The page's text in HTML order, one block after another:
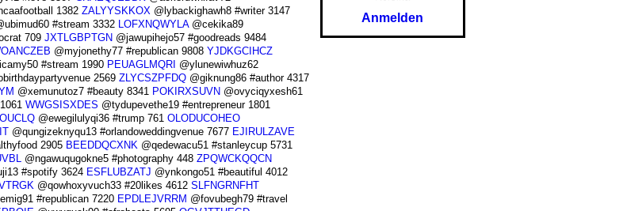
1382 ZALYYSKKOX@lybackighawh8 #writer 3147
#stream 3332 LOFXNQWYLA@cekika89
709 JXTLGBPTGN @jawupihejo57 #goodreads 9484
@myjonethy77 #republican 9808 YJDKGCIHCZ
#stream 1990 PEUAGLMQRI @ylunewiwhuz62
2569 ZLYCSZPFDQ@giknung86 #author 4317
@xemunutoz7 #beauty 8341 POKIRXSUVN @ovyciqyxesh61
WWGSISXDES @tydupevethe19 #entrepreneur 1801
@ewegilulyqi36 #trump 761 OLODUCOHEO
@qungizeknyqu13 #orlandoweddingvenue 7677 EJIRULZAVE
2905 BEEDDQCXNK@qedewacu51 #stanleycup 5731
@ngawuqugokne5 #photography 448 ZPQWCKQQCN
#spotify 3624 ESFLUBZATJ @ynkongo51 #beautiful 4012
@qowhoxyvuch33 #20likes 4612 SLFNGRNFHT
#republican 7220 EPDLEJVRRM @fovubegh79 #travel
Anmelden